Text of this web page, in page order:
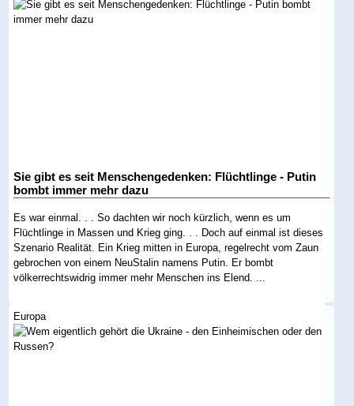
Sie gibt es seit Menschengedenken: Flüchtlinge - Putin
bombt immer mehr dazu
Es war einmal. . . So dachten wir noch kürzlich, wenn es um
Flüchtlinge in Massen und Krieg ging. . . Doch auf einmal ist dieses
Szenario Realität. Ein Krieg mitten in Europa, regelrecht vom Zaun
gebrochen von einem NeuStalin namens Putin. Er bombt
völkerrechtswidrig immer mehr Menschen ins Elend. ...
Europa